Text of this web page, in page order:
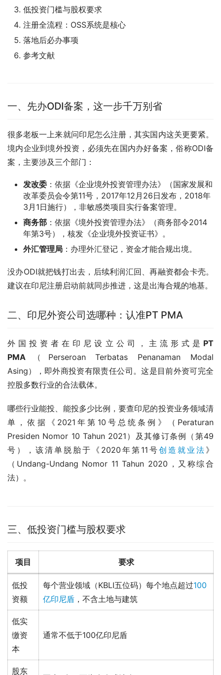
低投资门槛与股权要求
注册全流程：OSS系统是核心
落地后必办事项
参考文献
一、先办ODI备案，这一步千万别省
很多老板一上来就问印尼怎么注册，其实国内这关更要紧。
境内企业到境外投资，必须先在国内办好备案，俗称ODI备
案，主要涉及三个部门：
发改委 ：依据《企业境外投资管理办法》（国家发展和
改革委员会令第11号，2017年12月26日发布，2018年
3月1日施行），非敏感类项目实行备案管理。
商务部 ：依据《境外投资管理办法》（商务部令2014
年第3号），核发《企业境外投资证书》。
外汇管理局 ：办理外汇登记，资金才能合规出境。
没办ODI就把钱打出去，后续利润汇回、再融资都会卡壳。
建议在印尼注册启动前就同步推进，这是出海合规的地基。
二、印尼外资公司选哪种：认准PT PMA
外国投资者在印尼设立公司，主流形式是 PT
PMA （Perseroan Terbatas Penanaman Modal
Asing），即外商投资有限责任公司。这是目前外资可完全
控股多数行业的合法载体。
哪些行业能投、能投多少比例，要查印尼的投资业务领域清
单，依据《2021年第10号总统条例》（Peraturan
Presiden Nomor 10 Tahun 2021）及其修订条例（第49
号），该清单脱胎于《2020年第11号创造就业法 》
（Undang-Undang Nomor 11 Tahun 2020，又称综合
法）。
三、低投资门槛与股权要求
项目 要求
低投
资额
每个营业领域（KBLI五位码）每个地点超过100
亿印尼盾 ，不含土地与建筑
低实
缴资
本
通常不低于100亿印尼盾
股东